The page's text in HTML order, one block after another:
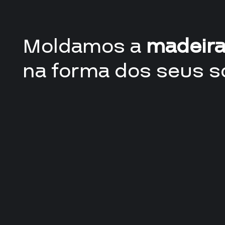
Moldamos a madeira
na forma dos seus